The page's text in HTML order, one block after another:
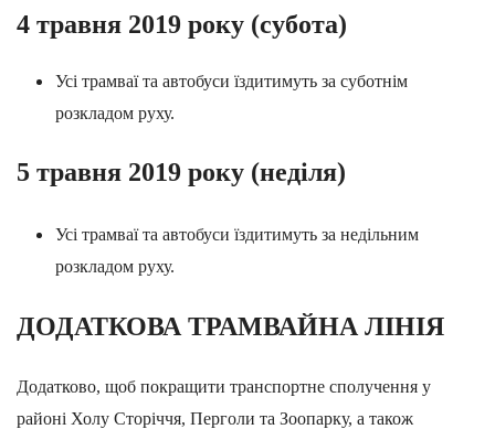
4 травня 2019 року (субота)
Усі трамваї та автобуси їздитимуть за суботнім
розкладом руху.
5 травня 2019 року (неділя)
Усі трамваї та автобуси їздитимуть за недільним
розкладом руху.
ДОДАТКОВА ТРАМВАЙНА ЛІНІЯ
Додатково, щоб покращити транспортне сполучення у
районі Холу Сторіччя, Перголи та Зоопарку, а також